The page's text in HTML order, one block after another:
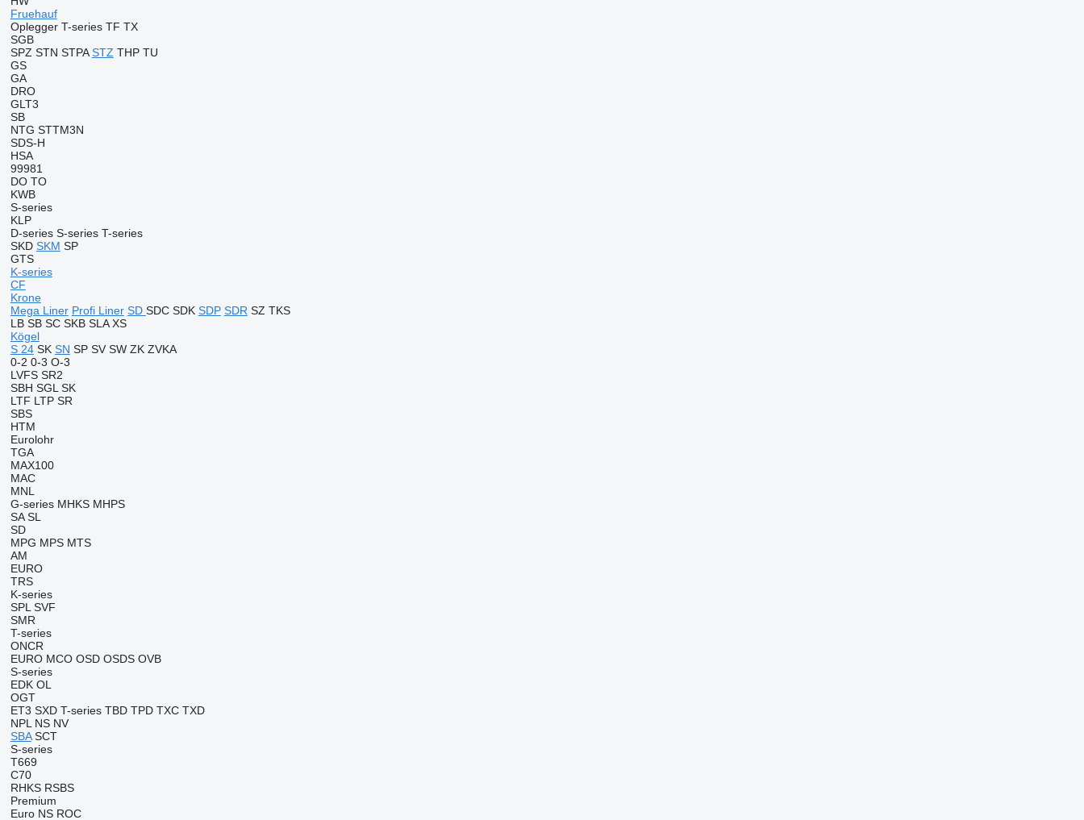
Fruehauf
Oplegger T-series TF TX
SGB
SPZ STN STPA STZ THP TU
GS
GA
DRO
GLT3
SB
NTG STTM3N
SDS-H
HSA
99981
DO TO
KWB
S-series
KLP
D-series S-series T-series
SKD SKM SP
GTS
K-series
CF
Krone
Mega Liner Profi Liner SD SDC SDK SDP SDR SZ TKS
LB SB SC SKB SLA XS
Kögel
S 24 SK SN SP SV SW ZK ZVKA
0-2 0-3 O-3
LVFS SR2
SBH SGL SK
LTF LTP SR
SBS
HTM
Eurolohr
TGA
MAX100
MAC
MNL
G-series MHKS MHPS
SA SL
SD
MPG MPS MTS
AM
EURO
TRS
K-series
SPL SVF
SMR
T-series
ONCR
EURO MCO OSD OSDS OVB
S-series
EDK OL
OGT
ET3 SXD T-series TBD TPD TXC TXD
NPL NS NV
SBA SCT
S-series
T669
C70
RHKS RSBS
Premium
Euro NS ROC